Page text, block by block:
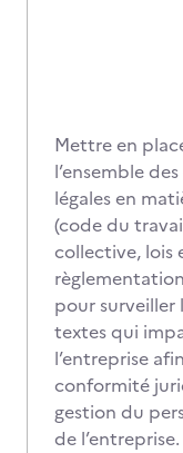
Mettre en
l’ensemble
légales en
(code du
collective, lois
pour surveiller
textes qui
l’entreprise
conformité
gestion du
de l’entreprise.